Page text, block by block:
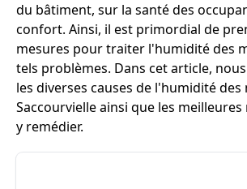
du bâtiment, sur la santé des
confort. Ainsi, il est primordial de
mesures pour traiter l'humidité des
tels problèmes. Dans cet article,
les diverses causes de l'humidité des
Saccourvielle ainsi que les
y remédier.